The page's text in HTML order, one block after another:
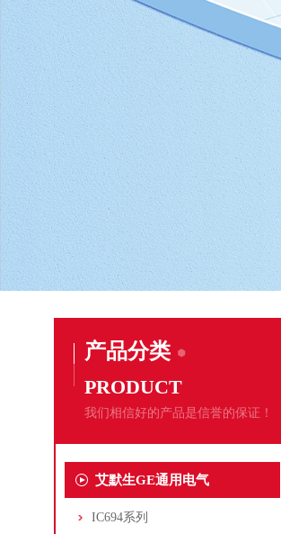
产品分类
PRODUCT
我们相信好的产品是信誉的保证！
艾默生GE通用电气
IC694系列